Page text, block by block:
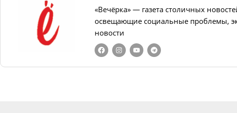
«Вечёрка» — газета столичных
освещающие социальные проблемы,
новости